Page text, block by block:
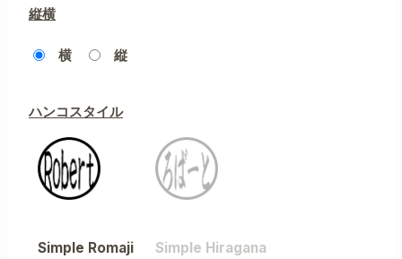
縦横
横 縦
ハンコスタイル
Simple Romaji Simple Hiragana